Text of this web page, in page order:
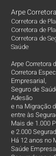
Arpe
Corretora de
Corretora de
Corretora de
Saúde
Arpe Corretora
Corretora
Empresarial,
Seguro de
Adesão
e na Migração
entre às
Mais de 1.000
e 2.000
Há 12 anos no
Saúde